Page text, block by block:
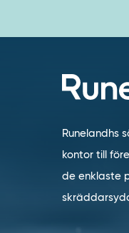
Runelandhs
kontor till
de enklaste